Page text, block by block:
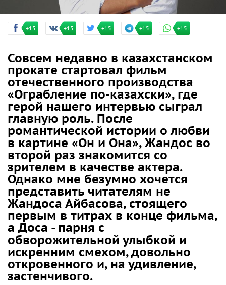
+15 +15 +15 +15 +15
Совсем недавно в казахстанском
прокате стартовал фильм
отечественного производства
«Ограбление по-казахски», где
герой нашего интервью сыграл
главную роль. После
романтической истории о любви
в картине «Он и Она», Жандос во
второй раз знакомится со
зрителем в качестве актера.
Однако мне безумно хочется
представить читателям не
Жандоса Айбасова, стоящего
первым в титрах в конце фильма,
а Доса - парня с
обворожительной улыбкой и
искренним смехом, довольно
откровенного и, на удивление,
застенчивого.